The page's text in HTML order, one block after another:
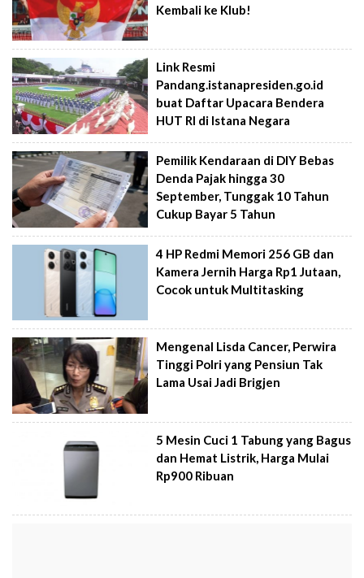
Kembali ke Klub!
Link Resmi
Pandang.istanapresiden.go.id
buat Daftar Upacara Bendera
HUT RI di Istana Negara
Pemilik Kendaraan di DIY Bebas
Denda Pajak hingga 30
September, Tunggak 10 Tahun
Cukup Bayar 5 Tahun
4 HP Redmi Memori 256 GB dan
Kamera Jernih Harga Rp1 Jutaan,
Cocok untuk Multitasking
Mengenal Lisda Cancer, Perwira
Tinggi Polri yang Pensiun Tak
Lama Usai Jadi Brigjen
5 Mesin Cuci 1 Tabung yang Bagus
dan Hemat Listrik, Harga Mulai
Rp900 Ribuan